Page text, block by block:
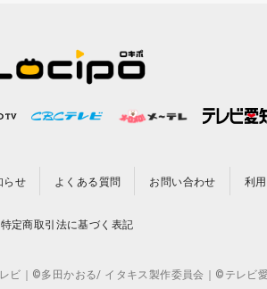
らせ よくある質問 お問い合わせ 利
特定商取引法に基づく表記
｜©多田かおる/ イタキス製作委員会｜©テレビ